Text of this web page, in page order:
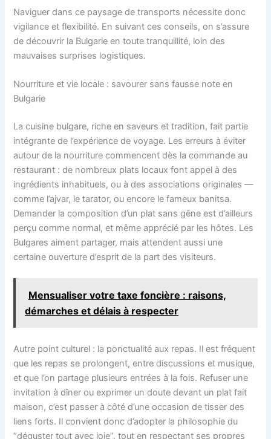
Naviguer dans ce paysage de transports nécessite donc
vigilance et flexibilité. En suivant ces conseils, on s’assure
de découvrir la Bulgarie en toute tranquillité, loin des
mauvaises surprises logistiques.
Nourriture et vie locale : savourer sans fausse note en
Bulgarie
La cuisine bulgare, riche en saveurs et tradition, fait partie
intégrante de l’expérience de voyage. Les erreurs à éviter
autour de la nourriture commencent dès la commande au
restaurant : de nombreux plats locaux font appel à des
ingrédients inhabituels, ou à des associations originales —
comme l’ajvar, le tarator, ou encore le fameux banitsa.
Demander la composition d’un plat sans gêne est d’ailleurs
perçu comme normal, et même apprécié par les hôtes. Les
Bulgares aiment partager, mais attendent aussi une
certaine ouverture d’esprit de la part des visiteurs.
Mensualiser votre taxe foncière : raisons,
démarches et délais à respecter
Autre point culturel : la ponctualité aux repas. Il est fréquent
que les repas se prolongent, entre discussions et musique,
et que l’on partage plusieurs entrées à la fois. Refuser une
invitation à dîner ou exprimer un doute devant un plat fait
maison, c’est passer à côté d’une occasion de tisser des
liens forts. Il convient donc d’adopter la philosophie du
“déguster tout avec joie”, tout en respectant ses propres